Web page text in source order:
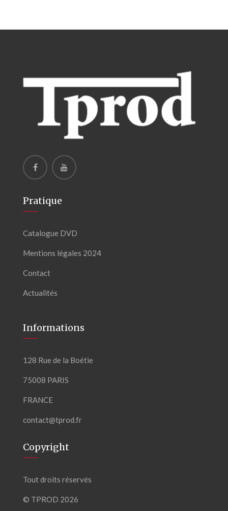
Pratique
Catalogue DVD
Mentions légales 2024
Contact
Actualités
Informations
128 Rue de la Boétie
75008 PARIS
FRANCE
contact@tprod.fr
Copyright
Tout droits réservés
© TPROD 2026